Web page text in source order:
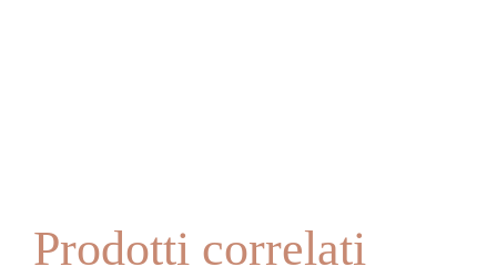
Prodotti correlati